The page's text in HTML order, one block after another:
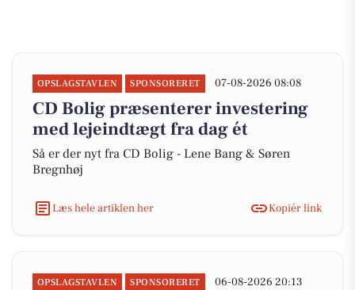
OPSLAGSTAVLEN SPONSORERET 07-08-2026 08:08
CD Bolig præsenterer investering
med lejeindtægt fra dag ét
Så er der nyt fra CD Bolig - Lene Bang & Søren
Bregnhøj
Læs hele artiklen her Kopiér link
OPSLAGSTAVLEN SPONSORERET 06-08-2026 20:13